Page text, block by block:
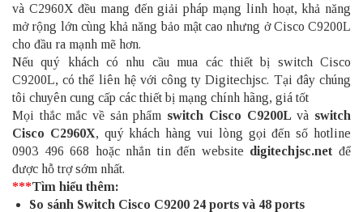
và C2960X đều mang đến giải pháp mạng linh hoạt, khả năng
mở rộng lớn cùng khả năng bảo mật cao nhưng ở Cisco C9200L
cho đầu ra mạnh mẽ hơn.
Nếu quý khách có nhu cầu mua các thiết bị switch Cisco
C9200L, có thể liên hệ với công ty Digitechjsc. Tại đây chúng
tôi chuyên cung cấp các thiết bị mạng chính hãng, giá tốt
Mọi thắc mắc về sản phẩm switch Cisco C9200Lvà switch
Cisco C2960X, quý khách hàng vui lòng gọi đến số hotline
0903 496 668 hoặc nhắn tin đến website digitechjsc.net để
được hỗ trợ sớm nhất.
***Tìm hiểu thêm:
So sánh Switch Cisco C9200 24 ports và 48 ports